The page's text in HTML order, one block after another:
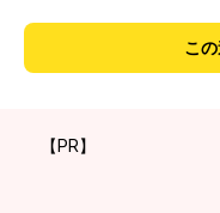
こ
【PR】